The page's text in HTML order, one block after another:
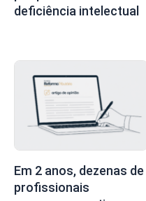
deficiência intelectual
Em 2 anos, dezenas de
profissionais